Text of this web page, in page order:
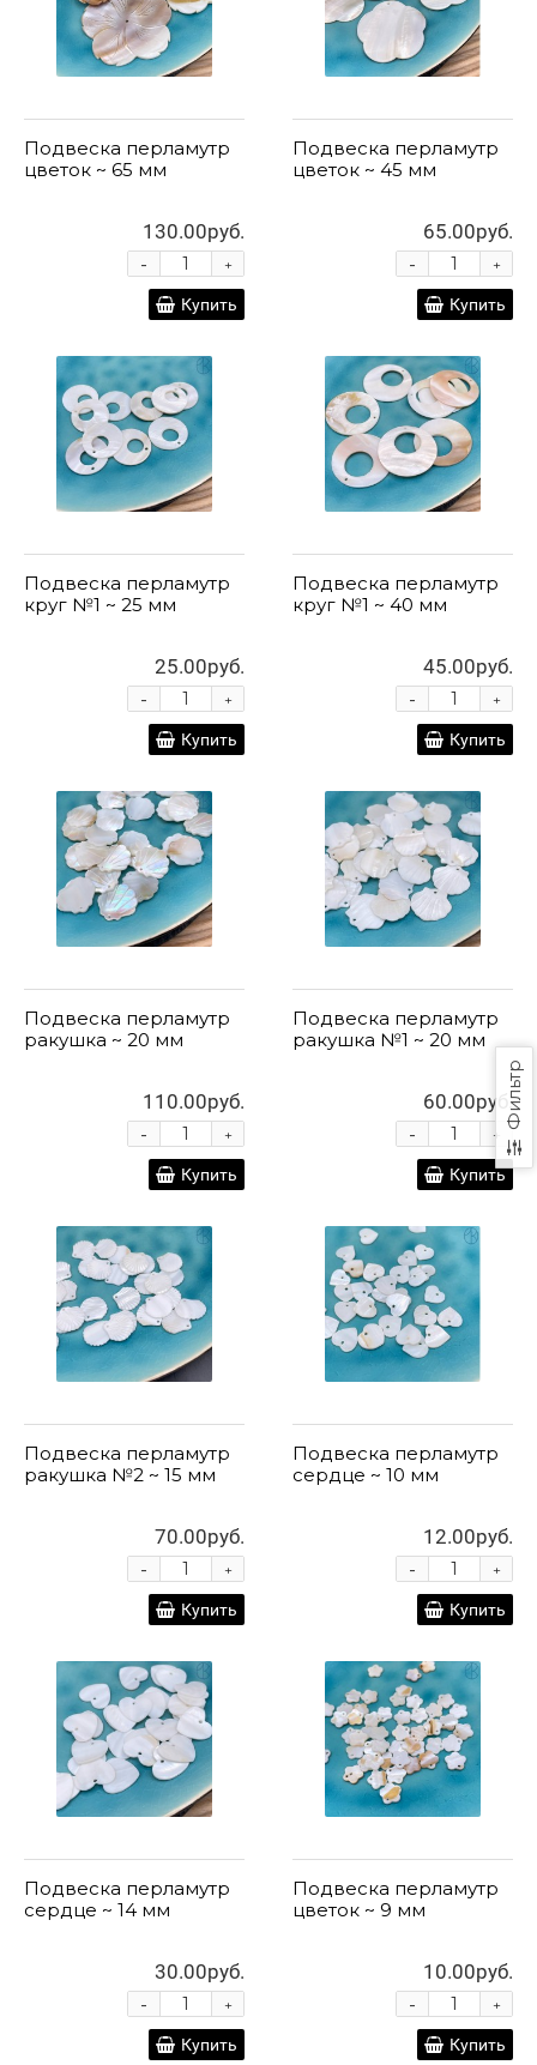
Фильтр
Подвеска перламутр
цветок ~ 65 мм
130.00руб.
+
-
Купить
Подвеска перламутр
цветок ~ 45 мм
65.00руб.
+
-
Купить
Подвеска перламутр
круг №1 ~ 25 мм
25.00руб.
+
-
Купить
Подвеска перламутр
круг №1 ~ 40 мм
45.00руб.
+
-
Купить
Подвеска перламутр
ракушка ~ 20 мм
110.00руб.
+
-
Купить
Подвеска перламутр
ракушка №1 ~ 20 мм
60.00руб.
+
-
Купить
Подвеска перламутр
ракушка №2 ~ 15 мм
70.00руб.
+
-
Купить
Подвеска перламутр
сердце ~ 10 мм
12.00руб.
+
-
Купить
Подвеска перламутр
сердце ~ 14 мм
30.00руб.
+
-
Купить
Подвеска перламутр
цветок ~ 9 мм
10.00руб.
+
-
Купить